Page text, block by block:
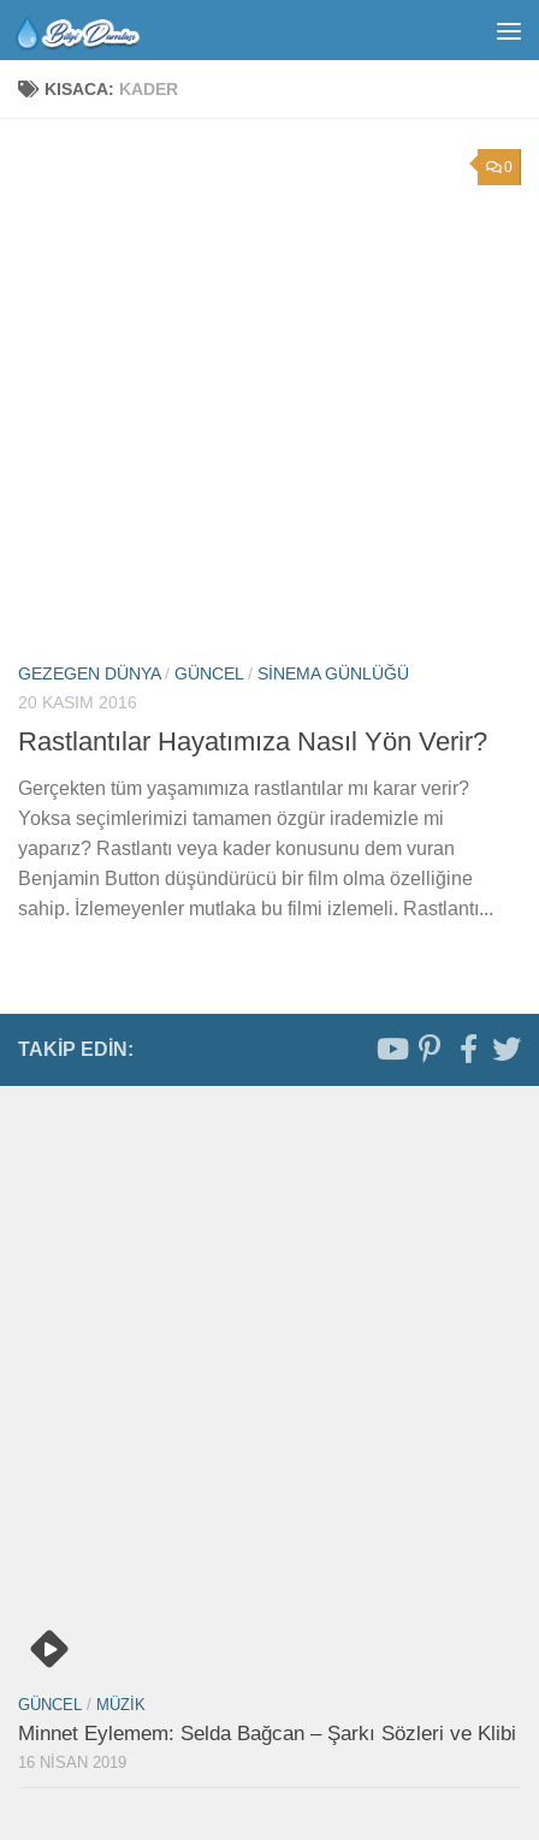
KISACA: KADER
0
GEZEGEN DÜNYA/ GÜNCEL / SINEMA GÜNLÜĞÜ
20 KASIM 2016
Rastlantılar Hayatımıza Nasıl Yön Verir?
Gerçekten tüm yaşamımıza rastlantılar mı karar verir?
Yoksa seçimlerimizi tamamen özgür irademizle mi
yaparız? Rastlantı veya kader konusunu dem vuran
Benjamin Button düşündürücü bir film olma özelliğine
sahip. İzlemeyenler mutlaka bu filmi izlemeli. Rastlantı...
TAKIP EDIN:
GÜNCEL / MÜZIK
Minnet Eylemem: Selda Bağcan – Şarkı Sözleri ve Klibi
16 NISAN 2019